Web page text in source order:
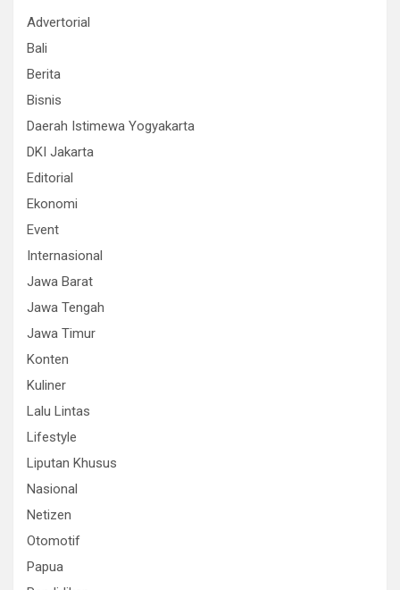
Advertorial
Bali
Berita
Bisnis
Daerah Istimewa Yogyakarta
DKI Jakarta
Editorial
Ekonomi
Event
Internasional
Jawa Barat
Jawa Tengah
Jawa Timur
Konten
Kuliner
Lalu Lintas
Lifestyle
Liputan Khusus
Nasional
Netizen
Otomotif
Papua